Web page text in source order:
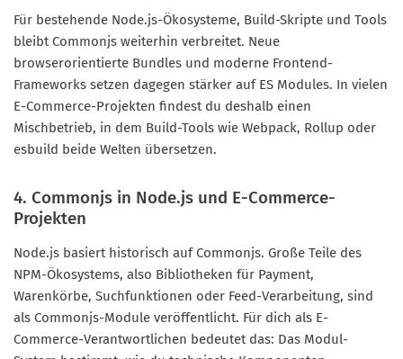
Für bestehende Node.js-Ökosysteme, Build-Skripte und Tools
bleibt Commonjs weiterhin verbreitet. Neue
browserorientierte Bundles und moderne Frontend-
Frameworks setzen dagegen stärker auf ES Modules. In vielen
E-Commerce-Projekten findest du deshalb einen
Mischbetrieb, in dem Build-Tools wie Webpack, Rollup oder
esbuild beide Welten übersetzen.
4. Commonjs in Node.js und E-Commerce-
Projekten
Node.js basiert historisch auf Commonjs. Große Teile des
NPM-Ökosystems, also Bibliotheken für Payment,
Warenkörbe, Suchfunktionen oder Feed-Verarbeitung, sind
als Commonjs-Module veröffentlicht. Für dich als E-
Commerce-Verantwortlichen bedeutet das: Das Modul-